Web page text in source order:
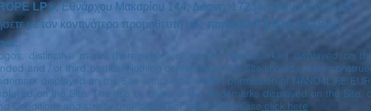
LP®,Εθνάρχου Μακαρίου 144, Δάφνη, 17234, Αθήνα, ΕΛΛΑΔΑ.
με τον κοντινότερο προμηθευτή μας παρακαλώ
Κάντε κλικ ΕΔΩ
distinctive marks (hereinafter collectively “Trademarks”) displayed on
and / or third parties. Nothing contained on the Site should not be
displayed on the Site without the written permission of NANO4LIFE
on the Site. The use by users of the Trademarks displayed on the
Conditions and strictly prohibited. For more info please click here